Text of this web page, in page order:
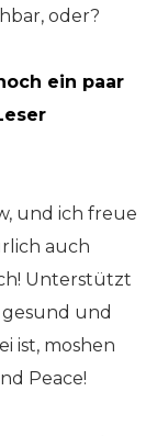
oder?
ein paar
und ich freue
auch
Unterstützt
und
ist, moshen
Peace!